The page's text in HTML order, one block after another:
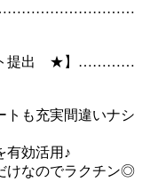
ト提出 ★】…………
トも充実間違いナシ
有効活用♪
けなのでラクチン◎